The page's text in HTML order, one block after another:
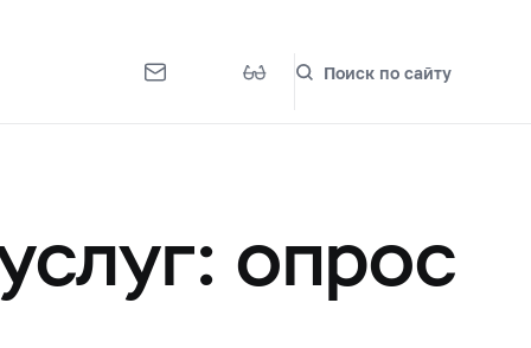
Поиск по сайту
опрос